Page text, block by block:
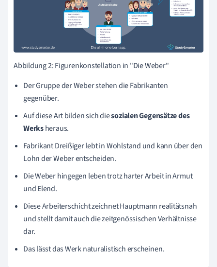
Abbildung 2: Figurenkonstellation in "Die Weber"
Der Gruppe der Weber stehen die Fabrikanten
gegenüber.
Auf diese Art bilden sich diesozialen Gegensätze des
Werksheraus.
Fabrikant Dreißiger lebt in Wohlstand und kann über den
Lohn der Weber entscheiden.
Die Weber hingegen leben trotz harter Arbeit in Armut
und Elend.
Diese Arbeiterschicht zeichnet Hauptmann realitätsnah
und stellt damit auch die zeitgenössischen Verhältnisse
dar.
Das lässt das Werk naturalistisch erscheinen.